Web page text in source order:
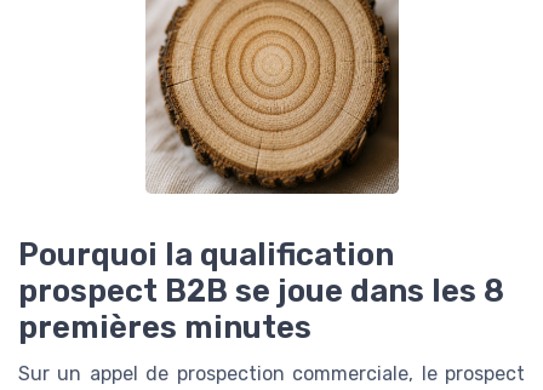
Pourquoi la qualification
prospect B2B se joue dans les 8
premières minutes
Sur un appel de prospection commerciale, le prospect